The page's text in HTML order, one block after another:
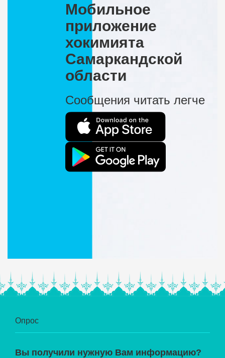
Мобильное
приложение
хокимията
Самаркандской
области
Сообщения читать легче
Опрос
Вы получили нужную Вам информацию?